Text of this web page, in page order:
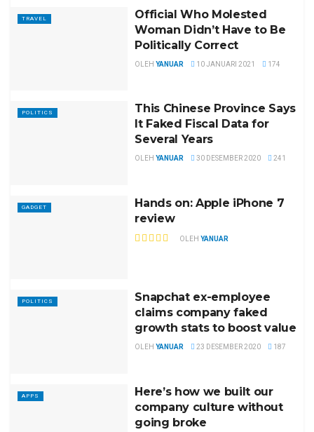
TRAVEL
Official Who Molested
Woman Didn’t Have to Be
Politically Correct
OLEH YANUAR 10 JANUARI 2021 174
POLITICS
This Chinese Province Says
It Faked Fiscal Data for
Several Years
OLEH YANUAR 30 DESEMBER 2020 241
GADGET
Hands on: Apple iPhone 7
review
OLEH YANUAR
POLITICS
Snapchat ex-employee
claims company faked
growth stats to boost value
OLEH YANUAR 23 DESEMBER 2020 187
APPS
Here’s how we built our
company culture without
going broke